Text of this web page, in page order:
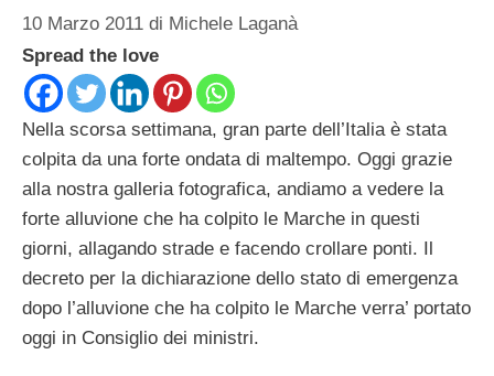
10 Marzo 2011 di Michele Laganà
Spread the love
Nella scorsa settimana, gran parte dell’Italia è stata
colpita da una forte ondata di maltempo. Oggi grazie
alla nostra galleria fotografica, andiamo a vedere la
forte alluvione che ha colpito le Marche in questi
giorni, allagando strade e facendo crollare ponti. Il
decreto per la dichiarazione dello stato di emergenza
dopo l’alluvione che ha colpito le Marche verra’ portato
oggi in Consiglio dei ministri.